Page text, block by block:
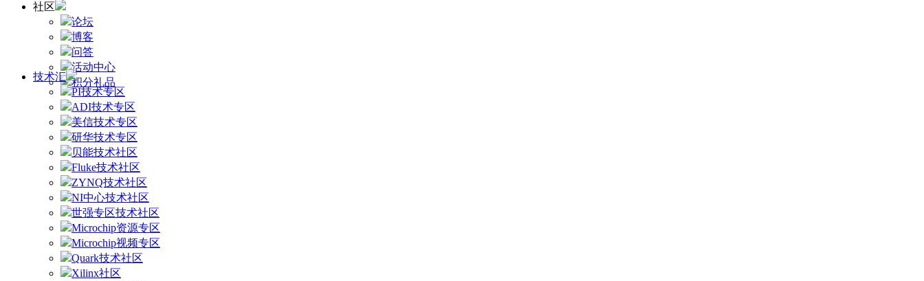
社区
论坛
博客
问答
活动中心
积分礼品
技术汇
PI技术专区
ADI技术专区
美信技术专区
研华技术专区
贝能技术社区
Fluke技术社区
ZYNQ技术社区
NI中心技术社区
世强专区技术社区
Microchip资源专区
Microchip视频专区
Quark技术社区
Xilinx社区